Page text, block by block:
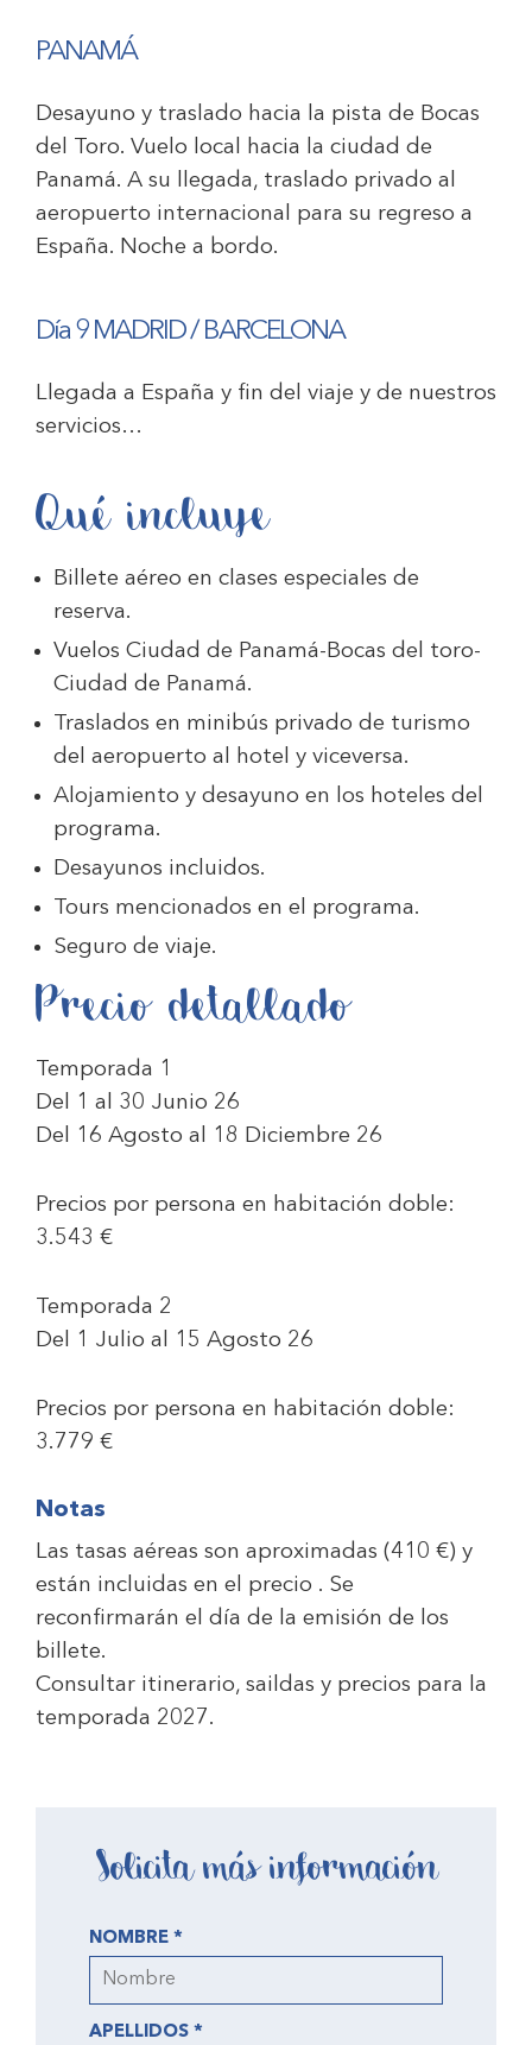
PANAMÁ
Desayuno y traslado hacia la pista de Bocas
del Toro. Vuelo local hacia la ciudad de
Panamá. A su llegada, traslado privado al
aeropuerto internacional para su regreso a
España. Noche a bordo.
Día 9 MADRID / BARCELONA
Llegada a España y fin del viaje y de nuestros
servicios…
Qué incluye
Billete aéreo en clases especiales de
reserva.
Vuelos Ciudad de Panamá-Bocas del toro-
Ciudad de Panamá.
Traslados en minibús privado de turismo
del aeropuerto al hotel y viceversa.
Alojamiento y desayuno en los hoteles del
programa.
Desayunos incluidos.
Tours mencionados en el programa.
Seguro de viaje.
Precio detallado
Temporada 1
Del 1 al 30 Junio 26
Del 16 Agosto al 18 Diciembre 26
Precios por persona en habitación doble:
3.543 €
Temporada 2
Del 1 Julio al 15 Agosto 26
Precios por persona en habitación doble:
3.779 €
Notas
Las tasas aéreas son aproximadas (410 €) y
están incluidas en el precio . Se
reconfirmarán el día de la emisión de los
billete.
Consultar itinerario, saildas y precios para la
temporada 2027.
Solicita más información
NOMBRE *
APELLIDOS *